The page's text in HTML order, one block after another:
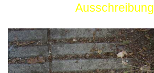
Ausschreibung